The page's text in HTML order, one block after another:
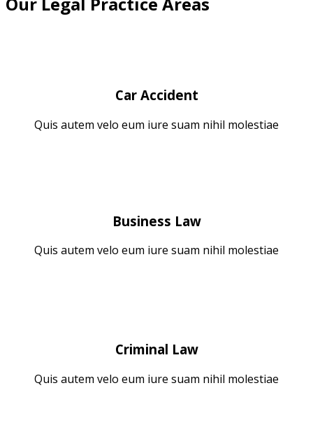
Car Accident
Quis autem velo eum iure suam nihil molestiae
Business Law
Quis autem velo eum iure suam nihil molestiae
Criminal Law
Quis autem velo eum iure suam nihil molestiae